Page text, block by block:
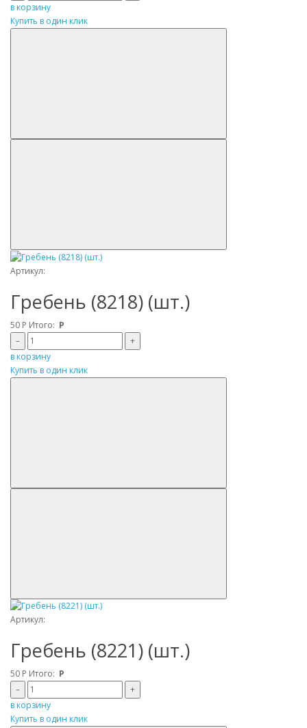
в корзину
Купить в один клик
Артикул:
Гребень (8218) (шт.)
50 Р Итого: Р
–
+
в корзину
Купить в один клик
Артикул:
Гребень (8221) (шт.)
50 Р Итого: Р
–
+
в корзину
Купить в один клик